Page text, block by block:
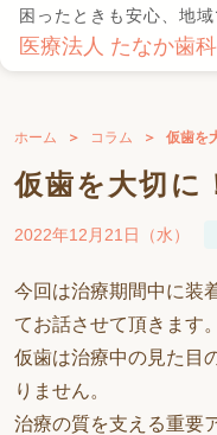
困ったときも安心、地
医療法人 たなか歯
ホーム コラム 仮歯を
仮歯を大切に
2022年12月21日（水）
今回は治療期間中に装
てお話させて頂きます。
仮歯は治療中の見た目
りません。
治療の質を支える重要